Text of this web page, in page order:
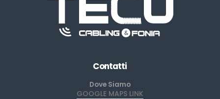
Contatti
Dove Siamo
GOOGLE MAPS LINK